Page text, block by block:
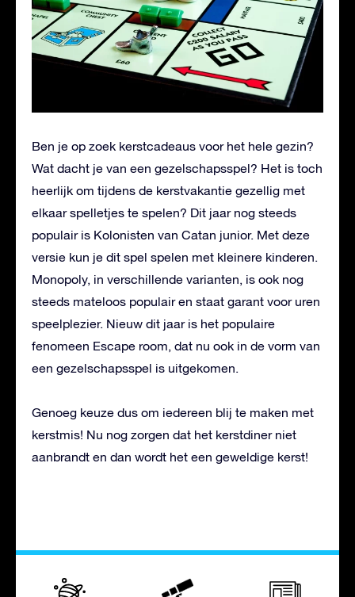
Ben je op zoek kerstcadeaus voor het hele gezin?
Wat dacht je van een gezelschapsspel? Het is toch
heerlijk om tijdens de kerstvakantie gezellig met
elkaar spelletjes te spelen? Dit jaar nog steeds
populair is Kolonisten van Catan junior. Met deze
versie kun je dit spel spelen met kleinere kinderen.
Monopoly, in verschillende varianten, is ook nog
steeds mateloos populair en staat garant voor uren
speelplezier. Nieuw dit jaar is het populaire
fenomeen Escape room, dat nu ook in de vorm van
een gezelschapsspel is uitgekomen.
Genoeg keuze dus om iedereen blij te maken met
kerstmis! Nu nog zorgen dat het kerstdiner niet
aanbrandt en dan wordt het een geweldige kerst!